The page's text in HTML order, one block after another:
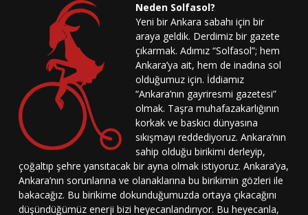
Neden Solfasol?
Yeni bir Ankara sabahı için bir
araya geldik. Derdimiz bir gazete
çıkarmak. Adımız “Solfasol”; hem
Ankara’ya ait, hem de inadına sol
olduğumuz için. İddiamız
“Ankara’nın gayriresmi gazetesi”
olmak. Taşra muhafazakarlığının
korkak ve baskıcı dünyasına
sıkışmayı reddediyoruz. Ankara’nın
sahip olduğu birikimi derleyip,
çoğaltıp şehre yansıtacak bir ayna olmak istiyoruz. Ankara’ya,
Ankara’nın sorunlarına ve olanaklarına bu birikimin gözleri ile
bakacağız. Bu birikime dokunduğumuzda ortaya çıkacağını
düşündüğümüz enerji bizi heyecanlandırıyor. Bu heyecanla,